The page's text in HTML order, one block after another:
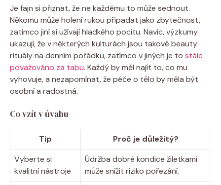
Je fajn si přiznat, že ne každému to může sednout.
Někomu může holení rukou připadat jako zbytečnost,
zatímco jiní si užívají hladkého pocitu. Navíc, výzkumy
ukazují, že v některých kulturách jsou takové beauty
rituály na denním pořádku, zatímco v jiných je to stále
považováno za tabu. Každý by měl najít to, co mu
vyhovuje, a nezapomínat, že péče o tělo by měla být
osobní a radostná.
Co vzít v úvahu
Tip
Proč je důležitý?
Vyberte si
kvalitní nástroje
Údržba dobré kondice žiletkami
může snížit riziko pořezání.